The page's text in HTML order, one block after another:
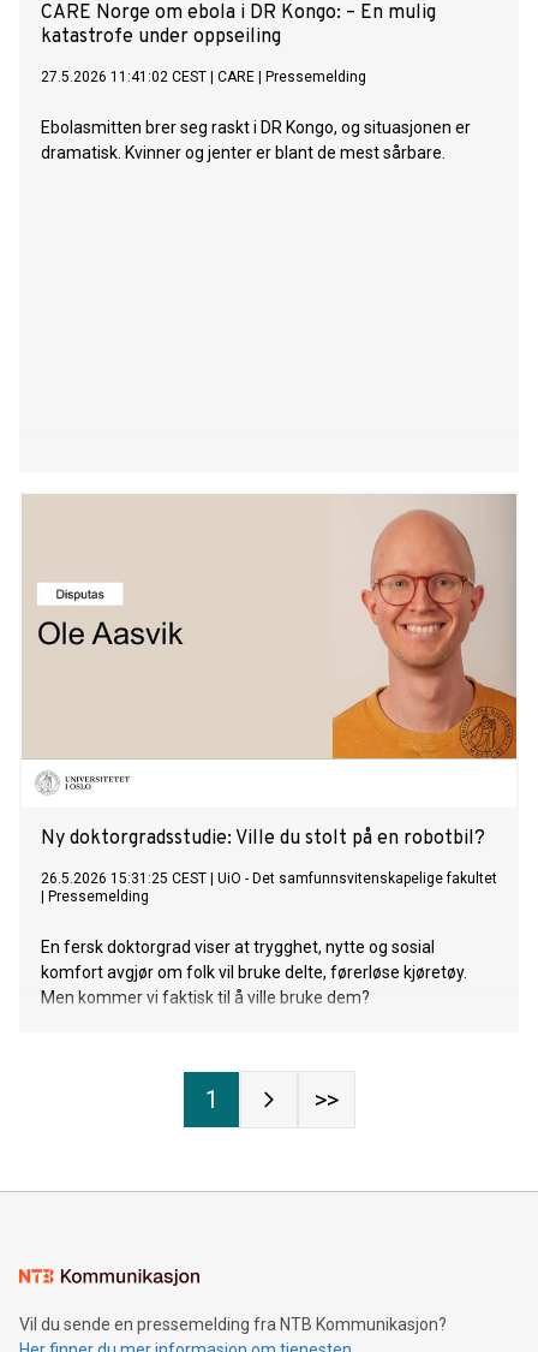
CARE Norge om ebola i DR Kongo: – En mulig
katastrofe under oppseiling
27.5.2026 11:41:02 CEST CARE Pressemelding
Ebolasmitten brer seg raskt i DR Kongo, og situasjonen er
dramatisk. Kvinner og jenter er blant de mest sårbare.
Ny doktorgradsstudie: Ville du stolt på en robotbil?
26.5.2026 15:31:25 CEST
UiO - Det samfunnsvitenskapelige fakultet
Pressemelding
En fersk doktorgrad viser at trygghet, nytte og sosial
komfort avgjør om folk vil bruke delte, førerløse kjøretøy.
Men kommer vi faktisk til å ville bruke dem?
1 >>
Vil du sende en pressemelding fra NTB Kommunikasjon?